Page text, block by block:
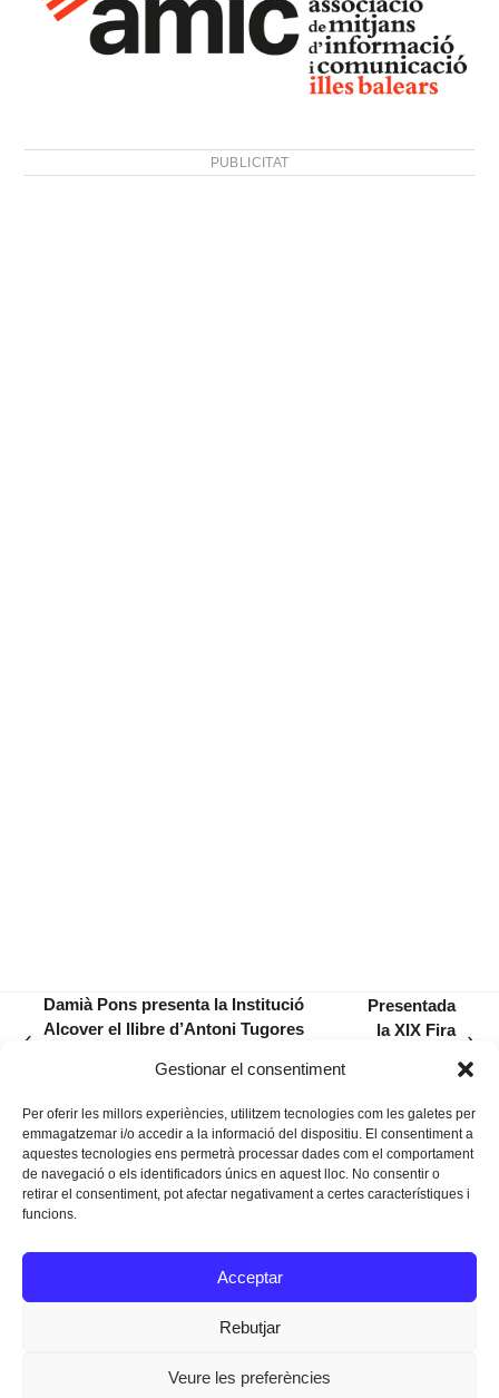
Gestionar el consentiment
Per oferir les millors experiències, utilitzem tecnologies com les galetes per
emmagatzemar i/o accedir a la informació del dispositiu. El consentiment a
aquestes tecnologies ens permetrà processar dades com el comportament
de navegació o els identificadors únics en aquest lloc. No consentir o
retirar el consentiment, pot afectar negativament a certes característiques i
funcions.
Acceptar
Rebutjar
Veure les preferències
PUBLICITAT
Damià Pons presenta la Institució
Alcover el llibre d’Antoni Tugores
Presentada
la XIX Fira
Instagram
Facebook
Twitter
Texts Legals